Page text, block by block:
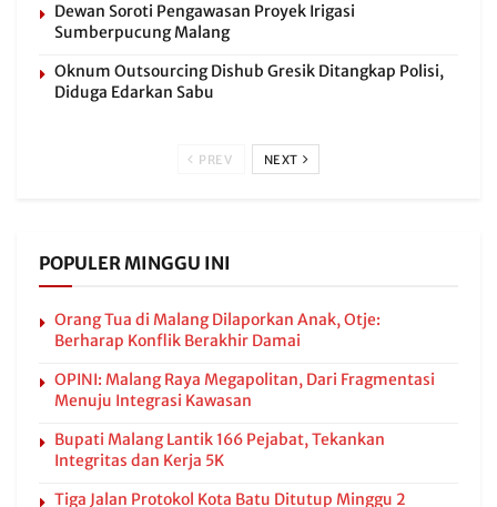
Dewan Soroti Pengawasan Proyek Irigasi
Sumberpucung Malang
Oknum Outsourcing Dishub Gresik Ditangkap Polisi,
Diduga Edarkan Sabu
PREV NEXT
POPULER MINGGU INI
Orang Tua di Malang Dilaporkan Anak, Otje:
Berharap Konflik Berakhir Damai
OPINI: Malang Raya Megapolitan, Dari Fragmentasi
Menuju Integrasi Kawasan
Bupati Malang Lantik 166 Pejabat, Tekankan
Integritas dan Kerja 5K
Tiga Jalan Protokol Kota Batu Ditutup Minggu 2